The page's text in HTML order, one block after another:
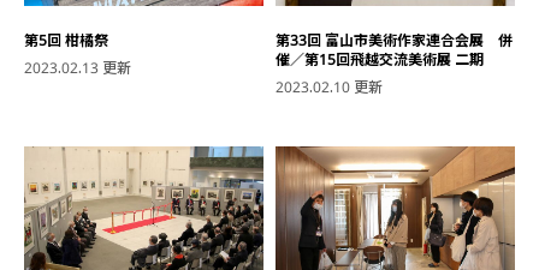
第5回 柑橘祭
2023.02.13 更新
第33回 富山市美術作家連合会展 併
催／第15回飛越交流美術展 二期
2023.02.10 更新